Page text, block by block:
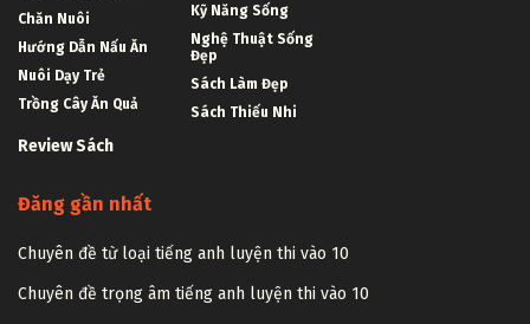
Chăn Nuôi
Hướng Dẫn Nấu Ăn
Nuôi Dạy Trẻ
Trồng Cây Ăn Quả
Review Sách
Kỹ Năng Sống
Nghệ Thuật Sống
Đẹp
Sách Làm Đẹp
Sách Thiếu Nhi
Đăng gần nhất
Chuyên đề từ loại tiếng anh luyện thi vào 10
Chuyên đề trọng âm tiếng anh luyện thi vào 10